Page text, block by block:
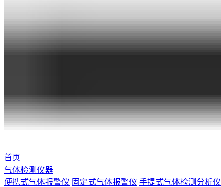
首页
气体检测仪器
便携式气体报警仪 固定式气体报警仪 手提式气体检测分析仪